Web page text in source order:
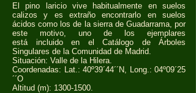
El pino laricio vive habitualmente en suelos
calizos y es extraño encontrarlo en suelos
ácidos como los de la sierra de Guadarrama, por
este motivo, uno de los ejemplares
está incluido en el Catálogo de Árboles
Singulares de la Comunidad de Madrid.
Situación: Valle de la Hilera.
Coordenadas: Lat.: 40º39´44´´N, Long.: 04º09´25
´´O
Altitud (m): 1300-1500.